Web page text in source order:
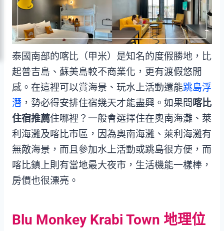
泰國南部的喀比（甲米）是知名的度假勝地，比
起普吉島、蘇美島較不商業化，更有渡假悠閒
感。在這裡可以賞海景、玩水上活動還能跳島浮
潛 ，勢必得安排住宿幾天才能盡興。如果問喀比
住宿推薦住哪裡？一般會選擇住在奧南海灘、萊
利海灘及喀比市區，因為奧南海灘、萊利海灘有
無敵海景，而且參加水上活動或跳島很方便，而
喀比鎮上則有當地最大夜市，生活機能一樣棒，
房價也很漂亮。
Blu Monkey Krabi Town 地理位